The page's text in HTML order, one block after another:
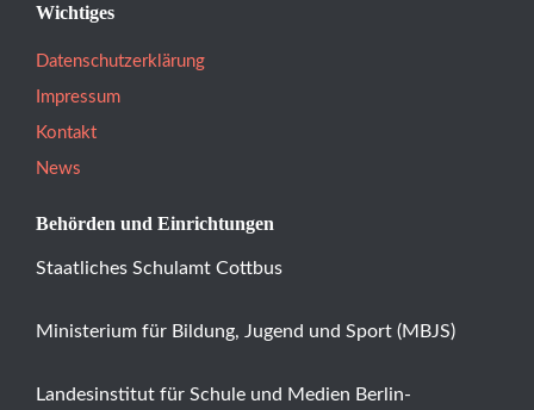
Wichtiges
Datenschutzerklärung
Impressum
Kontakt
News
Behörden und Einrichtungen
Staatliches Schulamt Cottbus
Ministerium für Bildung, Jugend und Sport (MBJS)
Landesinstitut für Schule und Medien Berlin-